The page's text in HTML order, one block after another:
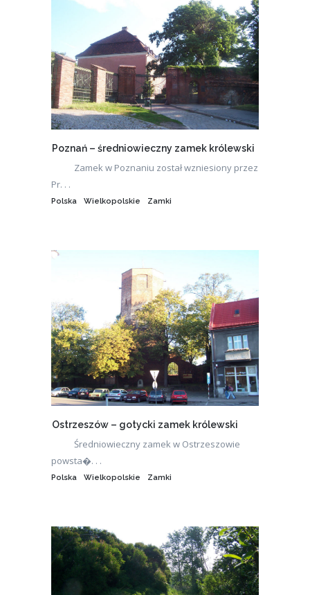
Poznań – średniowieczny zamek królewski
Zamek w Poznaniu został wzniesiony przez
Pr. . .
Polska Wielkopolskie Zamki
Ostrzeszów – gotycki zamek królewski
Średniowieczny zamek w Ostrzeszowie
powsta�. . .
Polska Wielkopolskie Zamki